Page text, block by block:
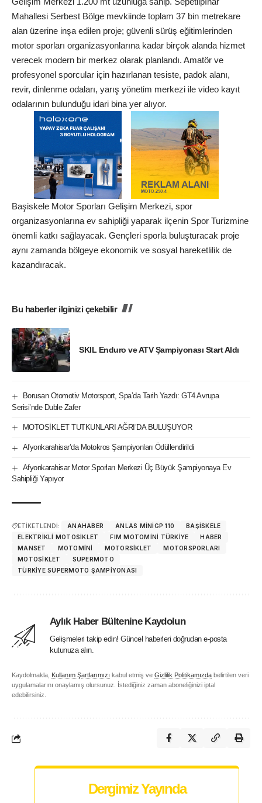
Mahallesi Serbest Bölge mevkiinde toplam 37 bin metrekare
alan üzerine inşa edilen proje; güvenli sürüş eğitimlerinden
motor sporları organizasyonlarına kadar birçok alanda hizmet
verecek modern bir merkez olarak planlandı. Amatör ve
profesyonel sporcular için hazırlanan tesiste, padok alanı,
revir, dinlenme odaları, yarış yönetim merkezi ile video kayıt
odalarının bulunduğu idari bina yer alıyor.
Başiskele Motor Sporları Gelişim Merkezi, spor
organizasyonlarına ev sahipliği yaparak ilçenin Spor Turizmine
önemli katkı sağlayacak. Gençleri sporla buluşturacak proje
aynı zamanda bölgeye ekonomik ve sosyal hareketlilik de
kazandıracak.
Bu haberler ilginizi çekebilir
SKIL Enduro ve ATV Şampiyonası Start Aldı
Borusan Otomotiv Motorsport, Spa’da Tarih Yazdı: GT4 Avrupa
Serisi’nde Duble Zafer
MOTOSİKLET TUTKUNLARI AĞRI’DA BULUŞUYOR
Afyonkarahisar’da Motokros Şampiyonları Ödüllendirildi
Afyonkarahisar Motor Sporları Merkezi Üç Büyük Şampiyonaya Ev
Sahipliği Yapıyor
ETİKETLENDİ: ANAHABER ANLAS MINIGP 110
BAŞISKELE
ELEKTRIKLI MOTOSIKLET
FIM MOTOMINI TÜRKIYE
HABER
MANSET
MOTOMİNİ MOTORSIKLET
MOTORSPORLARI
MOTOSIKLET
SUPERMOTO
TÜRKIYE SÜPERMOTO ŞAMPIYONASI
Aylık Haber Bültenine Kaydolun
Gelişmeleri takip edin! Güncel haberleri doğrudan e-posta
kutunuza alın.
Kaydolmakla, Kullanım Şartlarımızı kabul etmiş ve Gizlilik Politikamızda belirtilen veri
uygulamalarını onaylamış olursunuz. İstediğiniz zaman aboneliğinizi iptal
edebilirsiniz.
Dergimiz Yayında